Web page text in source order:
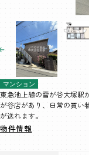
マンション
東急池上線の雪が谷大塚駅
が谷店があり、日常の買い
が送れます。
物件情報